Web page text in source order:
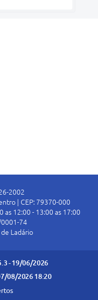
2002
| CEP: 79370-000
as 12:00 - 13:00 as 17:00
0001-74
Ladário
- 19/06/2026
08/2026 18:20